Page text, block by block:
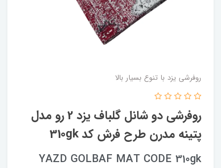
روفرشی یزد با تنوع بسیار بالا
روفرشی دو شانل گلباف یزد 2 رو مدل
پتینه مدرن طرح فرش کد 310gk
YAZD GOLBAF MAT CODE 310gk